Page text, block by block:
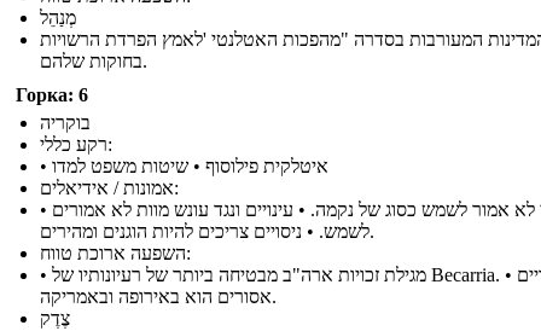
מְנַהֵל
המעורבות בסדרה "מהפכות האטלנטי 'לאמץ הפרדת הרשויות
בחוקות שלהם.
Горка: 6
בוקריה
רקע כללי:
• איטלקית פילוסוף • שיטות משפט למדו
אמונות / אידיאלים:
• חוקי לא אמור לשמש כסוג של נקמה. • עינויים ונגד עונש מוות לא אמורים
לשמש. • ניסויים צריכים להיות הוגנים ומהירים.
השפעה ארוכת טווח:
• מגילת זכויות ארה"ב מבטיחה ביותר של רעיונותיו של Becarria. • העינויים
אסורים הוא באירופה ובאמריקה.
צֶדֶק